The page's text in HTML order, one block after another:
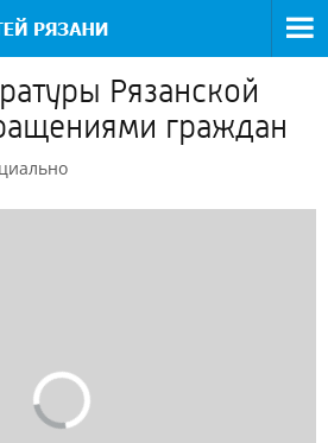
Рязанской
граждан